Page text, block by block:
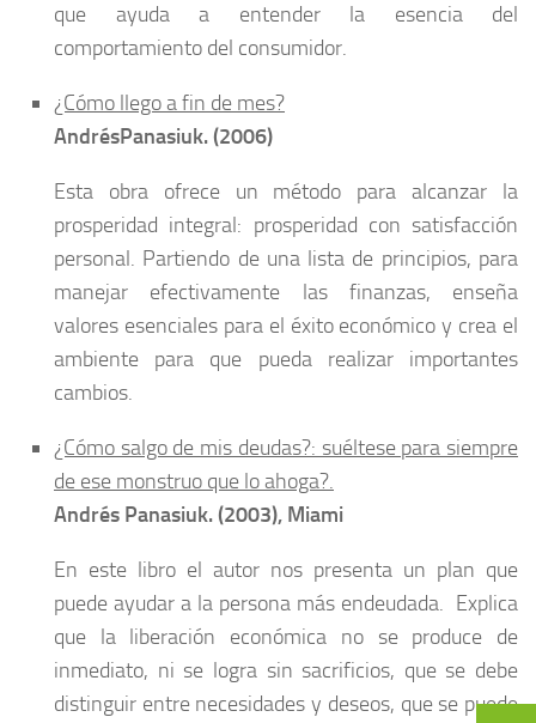
que ayuda a entender la esencia del
comportamiento del consumidor.
¿Cómo llego a fin de mes?
AndrésPanasiuk. (2006)
Esta obra ofrece un método para alcanzar la
prosperidad integral: prosperidad con satisfacción
personal. Partiendo de una lista de principios, para
manejar efectivamente las finanzas, enseña
valores esenciales para el éxito económico y crea el
ambiente para que pueda realizar importantes
cambios.
¿Cómo salgo de mis deudas?: suéltese para siempre
de ese monstruo que lo ahoga?.
Andrés Panasiuk. (2003), Miami
En este libro el autor nos presenta un plan que
puede ayudar a la persona más endeudada. Explica
que la liberación económica no se produce de
inmediato, ni se logra sin sacrificios, que se debe
distinguir entre necesidades y deseos, que se puede